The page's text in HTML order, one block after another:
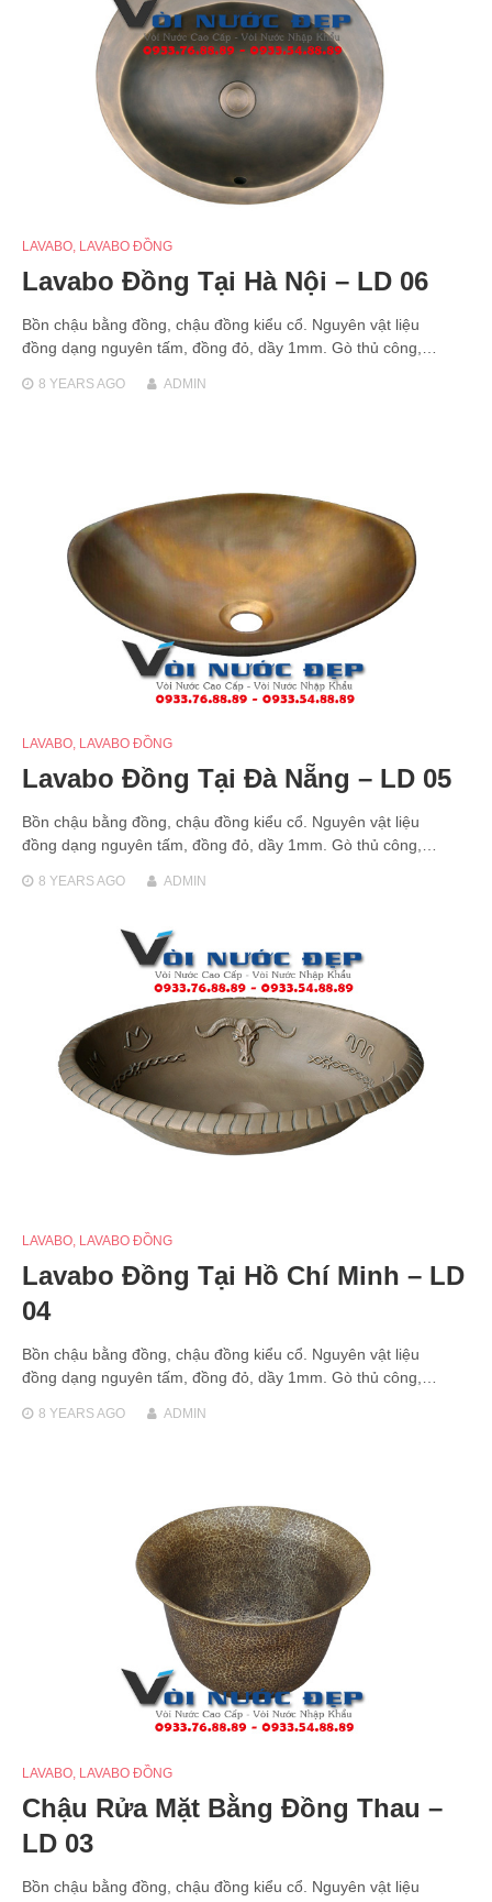
LAVABO, LAVABO ĐỒNG
Lavabo Đồng Tại Hà Nội – LD 06
Bồn chậu bằng đồng, chậu đồng kiểu cổ. Nguyên vật liệu
đồng dạng nguyên tấm, đồng đỏ, dầy 1mm. Gò thủ công,…
8 YEARSAGO ADMIN
LAVABO, LAVABO ĐỒNG
Lavabo Đồng Tại Đà Nẵng – LD 05
Bồn chậu bằng đồng, chậu đồng kiểu cổ. Nguyên vật liệu
đồng dạng nguyên tấm, đồng đỏ, dầy 1mm. Gò thủ công,…
8 YEARSAGO ADMIN
LAVABO, LAVABO ĐỒNG
Lavabo Đồng Tại Hồ Chí Minh – LD
04
Bồn chậu bằng đồng, chậu đồng kiểu cổ. Nguyên vật liệu
đồng dạng nguyên tấm, đồng đỏ, dầy 1mm. Gò thủ công,…
8 YEARSAGO ADMIN
LAVABO, LAVABO ĐỒNG
Chậu Rửa Mặt Bằng Đồng Thau –
LD 03
Bồn chậu bằng đồng, chậu đồng kiểu cổ. Nguyên vật liệu